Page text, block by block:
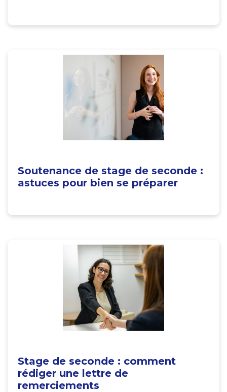
Soutenance de stage de seconde :
astuces pour bien se préparer
Stage de seconde : comment
rédiger une lettre de
remerciements